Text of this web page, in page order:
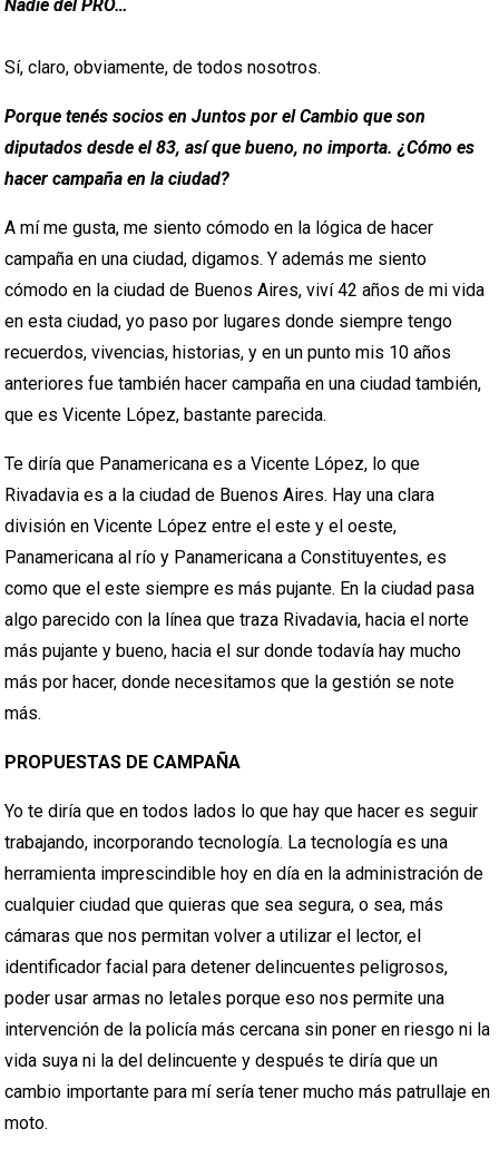
Nadie del PRO…
Sí, claro, obviamente, de todos nosotros.
Porque tenés socios en Juntos por el Cambio que son
diputados desde el 83, así que bueno, no importa. ¿Cómo es
hacer campaña en la ciudad?
A mí me gusta, me siento cómodo en la lógica de hacer
campaña en una ciudad, digamos. Y además me siento
cómodo en la ciudad de Buenos Aires, viví 42 años de mi vida
en esta ciudad, yo paso por lugares donde siempre tengo
recuerdos, vivencias, historias, y en un punto mis 10 años
anteriores fue también hacer campaña en una ciudad también,
que es Vicente López, bastante parecida.
Te diría que Panamericana es a Vicente López, lo que
Rivadavia es a la ciudad de Buenos Aires. Hay una clara
división en Vicente López entre el este y el oeste,
Panamericana al río y Panamericana a Constituyentes, es
como que el este siempre es más pujante. En la ciudad pasa
algo parecido con la línea que traza Rivadavia, hacia el norte
más pujante y bueno, hacia el sur donde todavía hay mucho
más por hacer, donde necesitamos que la gestión se note
más.
PROPUESTAS DE CAMPAÑA
Yo te diría que en todos lados lo que hay que hacer es seguir
trabajando, incorporando tecnología. La tecnología es una
herramienta imprescindible hoy en día en la administración de
cualquier ciudad que quieras que sea segura, o sea, más
cámaras que nos permitan volver a utilizar el lector, el
identificador facial para detener delincuentes peligrosos,
poder usar armas no letales porque eso nos permite una
intervención de la policía más cercana sin poner en riesgo ni la
vida suya ni la del delincuente y después te diría que un
cambio importante para mí sería tener mucho más patrullaje en
moto.